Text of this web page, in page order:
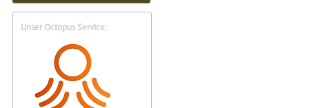
Unser Octopus Service: